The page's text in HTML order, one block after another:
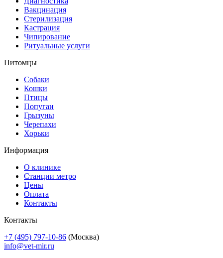
Вакцинация
Стерилизация
Кастрация
Чипирование
Ритуальные услуги
Питомцы
Собаки
Кошки
Птицы
Попугаи
Грызуны
Черепахи
Хорьки
Информация
О клинике
Станции метро
Цены
Оплата
Контакты
Контакты
+7 (495) 797-10-86 (Москва)
info@vet-mir.ru